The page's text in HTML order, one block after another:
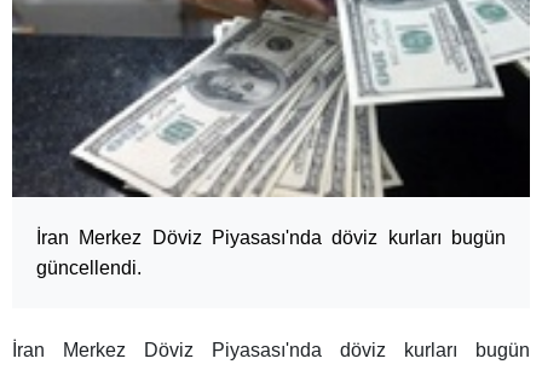
İran Merkez Döviz Piyasası'nda döviz kurları bugün
güncellendi.
İran Merkez Döviz Piyasası'nda döviz kurları bugün